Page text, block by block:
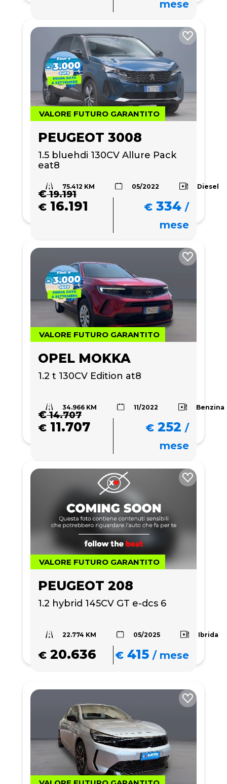
mese
VALORE FUTURO GARANTITO
PEUGEOT 3008
1.5 bluehdi 130CV Allure Pack
eat8
75.412 KM 05/2022 Diesel
€19.191
€ 16.191 € 334 /
mese
VALORE FUTURO GARANTITO
OPEL MOKKA
1.2 t 130CV Edition at8
34.966 KM 11/2022 Benzina
€14.707
€ 11.707 € 252 /
mese
VALORE FUTURO GARANTITO
PEUGEOT 208
1.2 hybrid 145CV GT e-dcs 6
22.774 KM 05/2025 Ibrida
€ 20.636 € 415 /mese